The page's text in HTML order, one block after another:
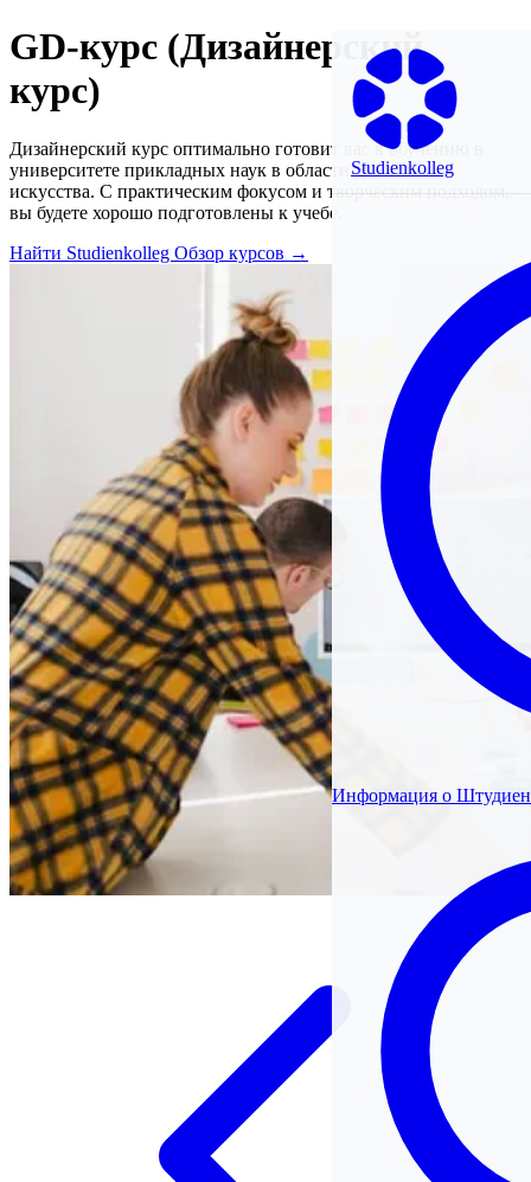
Studienkolleg
Информация о
GD-курс (Дизайнерский
курс)
Дизайнерский курс оптимально готовит вас к обучению в
университете прикладных наук в области дизайна и
искусства. С практическим фокусом и творческим подходом,
вы будете хорошо подготовлены к учебе.
Найти Studienkolleg Обзор курсов →